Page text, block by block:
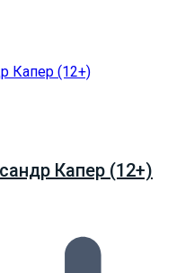
Капер (12+)